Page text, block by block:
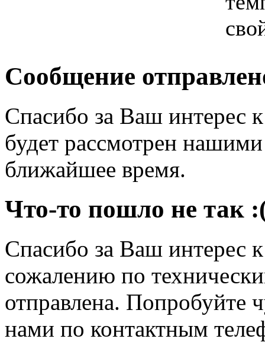
Сообщение
Спасибо за Ваш интерес
будет рассмотрен
ближайшее время.
Что-то пошло не так
Спасибо за Ваш интерес
сожалению по
отправлена. Попробуйте
нами по контактным